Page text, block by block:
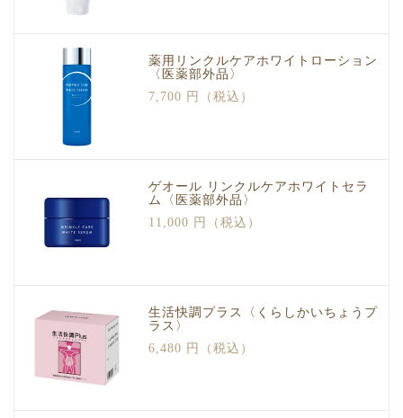
薬用リンクルケアホワイトローション
〈医薬部外品〉
7,700 円（税込）
ゲオール リンクルケアホワイトセラ
ム〈医薬部外品〉
11,000 円（税込）
生活快調プラス〈くらしかいちょうプ
ラス〉
6,480 円（税込）